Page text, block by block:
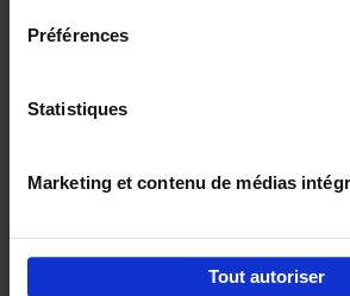
Préférences
Statistiques
Marketing et contenu de médias
Tout autoriser
Digital
completely